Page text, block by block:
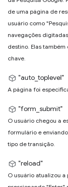
de uma página de
usuário como
navegações
destino. Elas
chave.
"auto_toplevel"
A página foi
"form_submit"
O usuário chegou a
formulário e
tipo de transição.
"reload"
O usuário atualizou